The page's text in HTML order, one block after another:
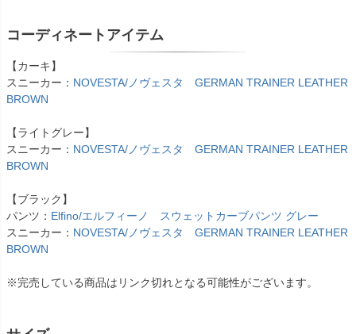
コーディネートアイテム
【カーキ】
スニーカー： NOVESTA/ノヴェスタ GERMAN TRAINER LEATHER
BROWN
【ライトグレー】
スニーカー： NOVESTA/ノヴェスタ GERMAN TRAINER LEATHER
BROWN
【ブラック】
パンツ： Elfino/エルフィーノ スウェットカーブパンツ グレー
スニーカー： NOVESTA/ノヴェスタ GERMAN TRAINER LEATHER
BROWN
※完売している商品はリンク切れとなる可能性がございます。